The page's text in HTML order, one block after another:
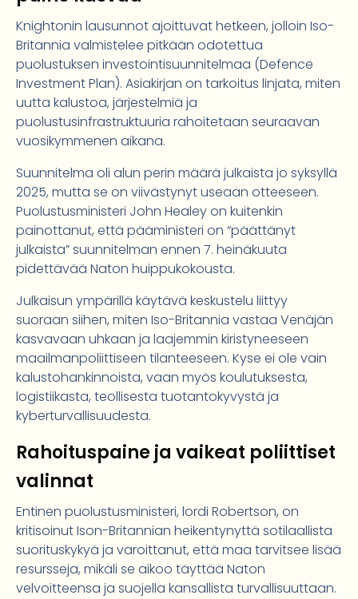
Knightonin lausunnot ajoittuvat hetkeen, jolloin Iso-
Britannia valmistelee pitkään odotettua
puolustuksen investointisuunnitelmaa (Defence
Investment Plan). Asiakirjan on tarkoitus linjata, miten
uutta kalustoa, järjestelmiä ja
puolustusinfrastruktuuria rahoitetaan seuraavan
vuosikymmenen aikana.
Suunnitelma oli alun perin määrä julkaista jo syksyllä
2025, mutta se on viivästynyt useaan otteeseen.
Puolustusministeri John Healey on kuitenkin
painottanut, että pääministeri on “päättänyt
julkaista” suunnitelman ennen 7. heinäkuuta
pidettävää Naton huippukokousta.
Julkaisun ympärillä käytävä keskustelu liittyy
suoraan siihen, miten Iso-Britannia vastaa Venäjän
kasvavaan uhkaan ja laajemmin kiristyneeseen
maailmanpoliittiseen tilanteeseen. Kyse ei ole vain
kalustohankinnoista, vaan myös koulutuksesta,
logistiikasta, teollisesta tuotantokyvystä ja
kyberturvallisuudesta.
Rahoituspaine ja vaikeat poliittiset
valinnat
Entinen puolustusministeri, lordi Robertson, on
kritisoinut Ison-Britannian heikentynyttä sotilaallista
suorituskykyä ja varoittanut, että maa tarvitsee lisää
resursseja, mikäli se aikoo täyttää Naton
velvoitteensa ja suojella kansallista turvallisuuttaan.